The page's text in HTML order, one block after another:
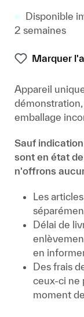
Disponible
2 semaines
Marquer
Appareil
emballage
Sauf
sont en état
n'offrons
Les
Délai de
en
Des frais
ceux-ci ne
moment